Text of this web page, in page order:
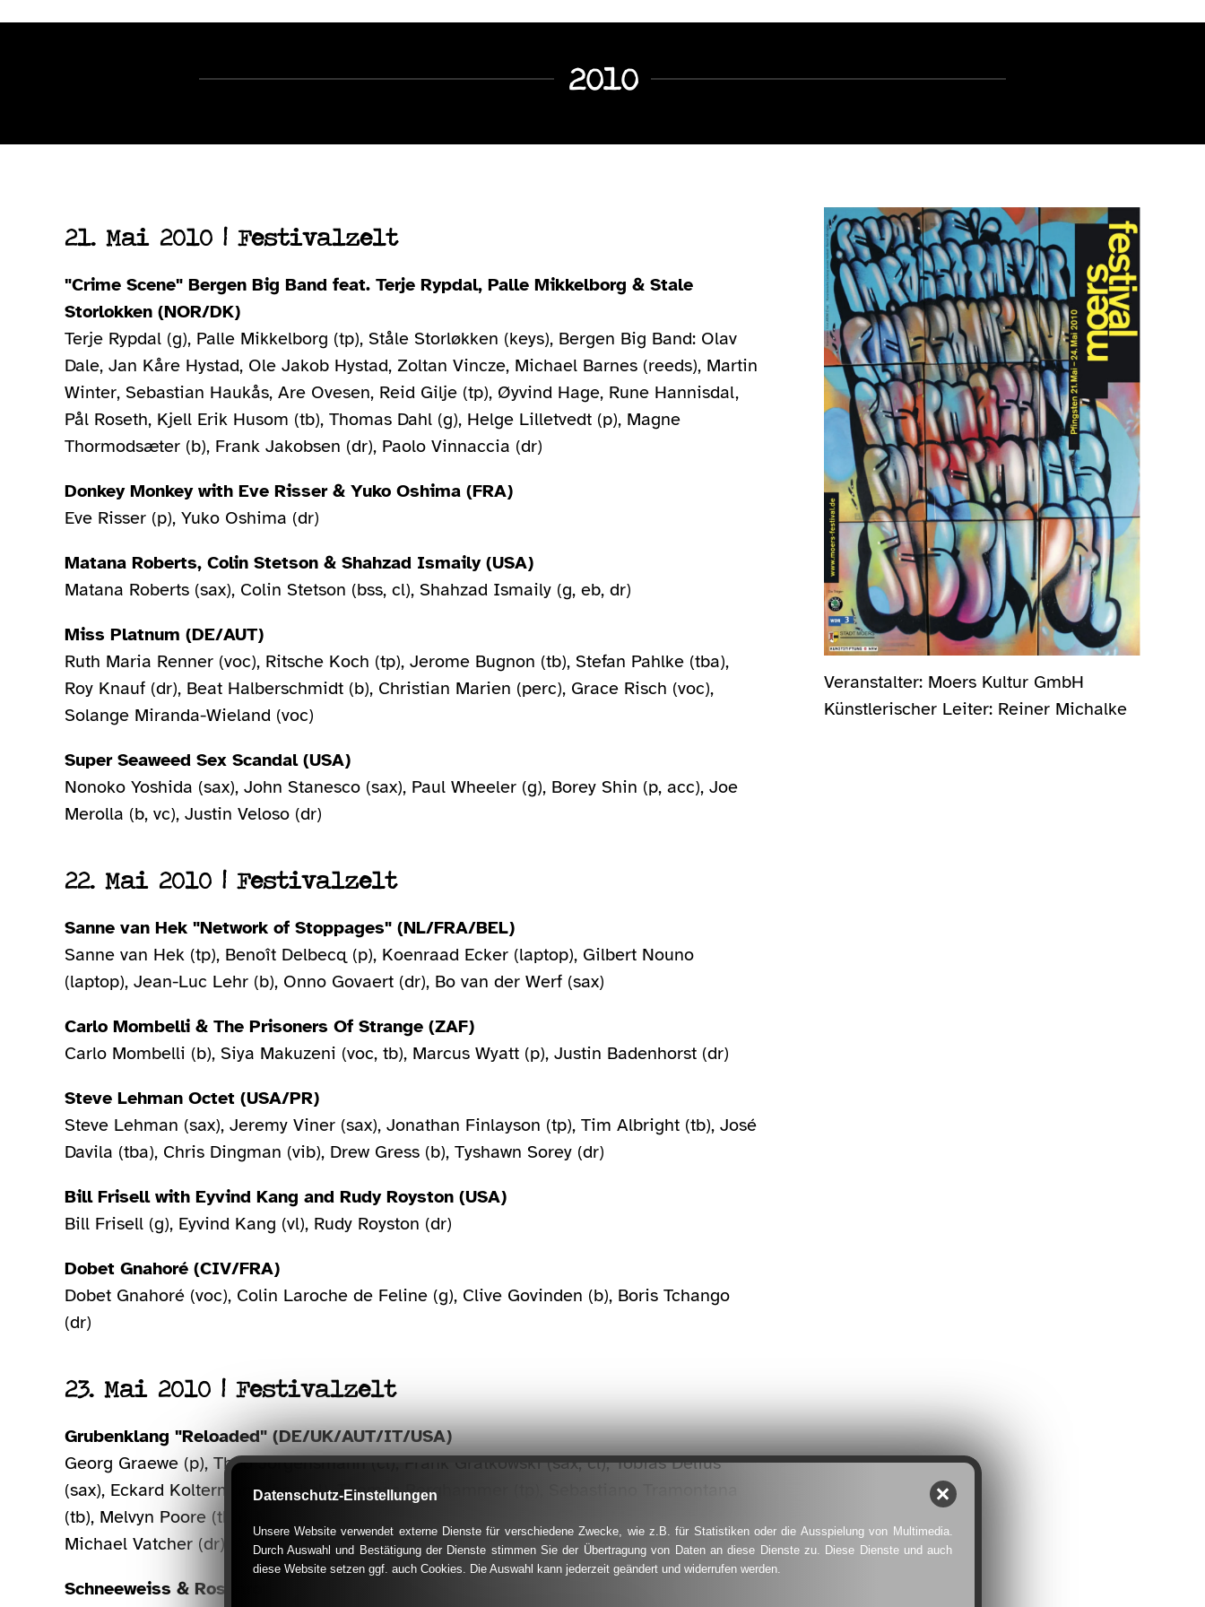
2010
21. Mai 2010 | Festivalzelt
"Crime Scene" Bergen Big Band feat. Terje Rypdal, Palle Mikkelborg & Stale
Storlokken (NOR/DK)
Terje Rypdal (g), Palle Mikkelborg (tp), Ståle Storløkken (keys), Bergen Big Band: Olav
Dale, Jan Kåre Hystad, Ole Jakob Hystad, Zoltan Vincze, Michael Barnes (reeds), Martin
Winter, Sebastian Haukås, Are Ovesen, Reid Gilje (tp), Øyvind Hage, Rune Hannisdal,
Pål Roseth, Kjell Erik Husom (tb), Thomas Dahl (g), Helge Lilletvedt (p), Magne
Thormodsæter (b), Frank Jakobsen (dr), Paolo Vinnaccia (dr)
Donkey Monkey with Eve Risser & Yuko Oshima (FRA)
Eve Risser (p), Yuko Oshima (dr)
Matana Roberts, Colin Stetson & Shahzad Ismaily (USA)
Matana Roberts (sax), Colin Stetson (bss, cl), Shahzad Ismaily (g, eb, dr)
Miss Platnum (DE/AUT)
Ruth Maria Renner (voc), Ritsche Koch (tp), Jerome Bugnon (tb), Stefan Pahlke (tba),
Roy Knauf (dr), Beat Halberschmidt (b), Christian Marien (perc), Grace Risch (voc),
Solange Miranda-Wieland (voc)
Super Seaweed Sex Scandal (USA)
Nonoko Yoshida (sax), John Stanesco (sax), Paul Wheeler (g), Borey Shin (p, acc), Joe
Merolla (b, vc), Justin Veloso (dr)
22. Mai 2010 | Festivalzelt
Sanne van Hek "Network of Stoppages" (NL/FRA/BEL)
Sanne van Hek (tp), Benoît Delbecq (p), Koenraad Ecker (laptop), Gilbert Nouno
(laptop), Jean-Luc Lehr (b), Onno Govaert (dr), Bo van der Werf (sax)
Carlo Mombelli & The Prisoners Of Strange (ZAF)
Carlo Mombelli (b), Siya Makuzeni (voc, tb), Marcus Wyatt (p), Justin Badenhorst (dr)
Steve Lehman Octet (USA/PR)
Steve Lehman (sax), Jeremy Viner (sax), Jonathan Finlayson (tp), Tim Albright (tb), José
Davila (tba), Chris Dingman (vib), Drew Gress (b), Tyshawn Sorey (dr)
Bill Frisell with Eyvind Kang and Rudy Royston (USA)
Bill Frisell (g), Eyvind Kang (vl), Rudy Royston (dr)
Dobet Gnahoré (CIV/FRA)
Dobet Gnahoré (voc), Colin Laroche de Feline (g), Clive Govinden (b), Boris Tchango
(dr)
23. Mai 2010 | Festivalzelt
Grubenklang "Reloaded" (DE/UK/AUT/IT/USA)
Georg Graewe (p), Theo Jörgensmann (cl), Frank Gratkowski (sax, cl), Tobias Delius
(sax), Eckard Koltermann (bs, bcl), Thomas Berghammer (tp), Sebastiano Tramontana
(tb), Melvyn Poore (tba), Martin Siewert (g), John Lindberg (b), Dieter Manderscheid (b),
Michael Vatcher (dr), Achim Krämer (dr)
Schneeweiss & Rosenrot (CH/DE/SWE/LUX)
Veranstalter: Moers Kultur GmbH
Künstlerischer Leiter: Reiner Michalke
Datenschutz-Einstellungen
Unsere Website verwendet externe Dienste für verschiedene Zwecke, wie z.B. für Statistiken oder die Ausspielung von Multimedia.
Durch Auswahl und Bestätigung der Dienste stimmen Sie der Übertragung von Daten an diese Dienste zu. Diese Dienste und auch
diese Website setzen ggf. auch Cookies. Die Auswahl kann jederzeit geändert und widerrufen werden.